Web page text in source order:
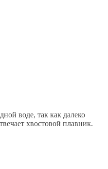
воде, так как далеко
хвостовой плавник.